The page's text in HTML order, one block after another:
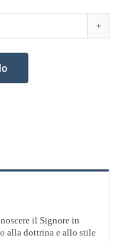
il Signore in
alla dottrina e allo stile